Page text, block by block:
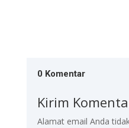
0 Komentar
Kirim
Alamat email Anda